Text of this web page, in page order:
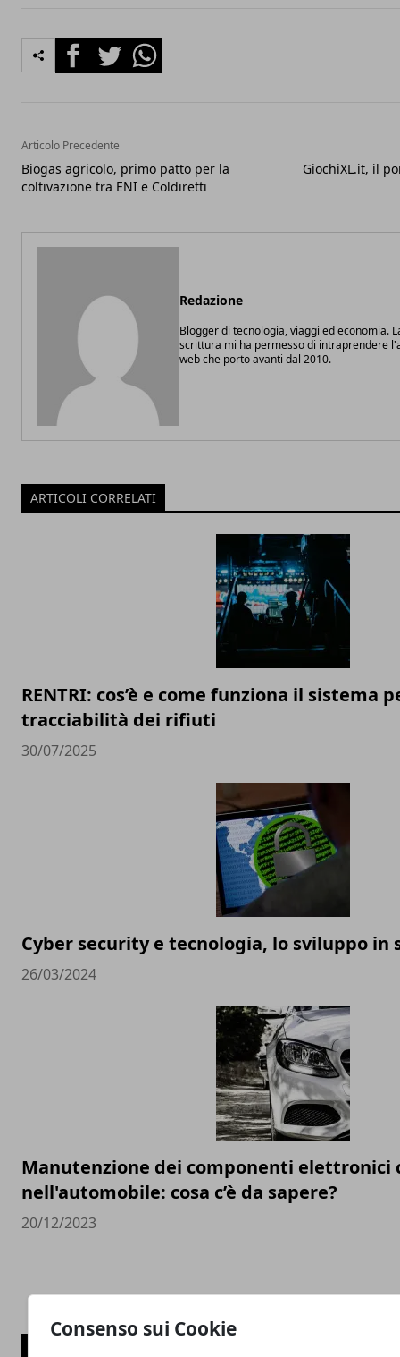
Consenso sui Cookie
FacebookTwitterWhatsapp
Articolo Precedente
Biogas agricolo, primo patto per la
coltivazione tra ENI e Coldiretti
GiochiXL.it, il
Redazione
Blogger di tecnologia, viaggi ed economia.
scrittura mi ha permesso di intraprendere
web che porto avanti dal 2010.
ARTICOLI CORRELATI
RENTRI: cos’è e come funziona il sistema
tracciabilità dei rifiuti
30/07/2025
Cyber security e tecnologia, lo sviluppo in
26/03/2024
Manutenzione dei componenti elettronici
nell'automobile: cosa c’è da sapere?
20/12/2023